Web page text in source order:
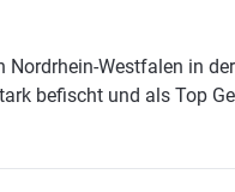
Westfalen in
befischt und als Top